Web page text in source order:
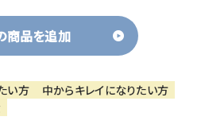
商品を追加
い方
中からキレイになりたい方